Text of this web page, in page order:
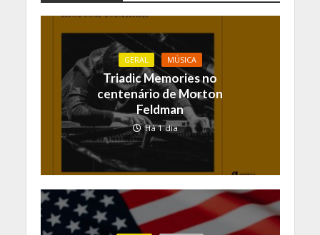
GERAL MÚSICA
Triadic Memories no
centenário de Morton
Feldman
Há 1 dia